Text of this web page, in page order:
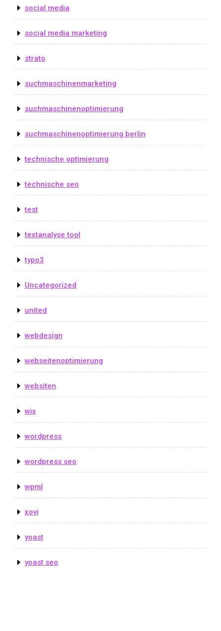
social media
social media marketing
strato
suchmaschinenmarketing
suchmaschinenoptimierung
suchmaschinenoptimierung berlin
technische optimierung
technische seo
test
textanalyse tool
typo3
Uncategorized
united
webdesign
webseitenoptimierung
websiten
wix
wordpress
wordpress seo
wpml
xovi
yoast
yoast seo